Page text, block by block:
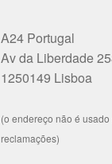
A24 Portugal
Av da Liberdade
1250149 Lisboa
(o endereço não é usado
reclamações)